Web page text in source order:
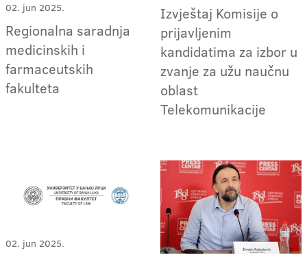
02. jun 2025.
Regionalna saradnja
medicinskih i
farmaceutskih
fakulteta
Izvještaj Komisije o
prijavljenim
kandidatima za izbor u
zvanje za užu naučnu
oblast
Telekomunikacije
02. jun 2025.